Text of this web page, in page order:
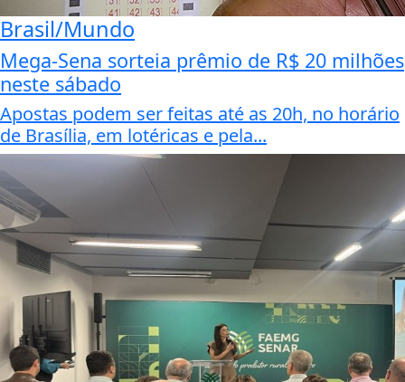
Brasil/Mundo
Mega-Sena sorteia prêmio de R$ 20 milhões
neste sábado
Apostas podem ser feitas até as 20h, no horário
de Brasília, em lotéricas e pela...